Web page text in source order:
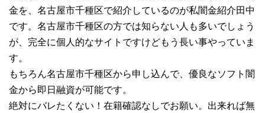
金を、名古屋市千種区で紹介しているのが私闇金紹介田中
です。名古屋市千種区の方では知らない人も多いでしょう
が、完全に個人的なサイトですけどもう長い事やっていま
す。
もちろん名古屋市千種区から申し込んで、優良なソフト闇
金から即日融資が可能です。
絶対にバレたくない！在籍確認なしでお願い。出来れば無